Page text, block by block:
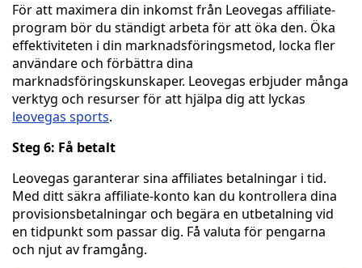
För att maximera din inkomst från Leovegas affiliate-
program bör du ständigt arbeta för att öka den. Öka
effektiviteten i din marknadsföringsmetod, locka fler
användare och förbättra dina
marknadsföringskunskaper. Leovegas erbjuder många
verktyg och resurser för att hjälpa dig att lyckas
leovegas sports.
Steg 6: Få betalt
Leovegas garanterar sina affiliates betalningar i tid.
Med ditt säkra affiliate-konto kan du kontrollera dina
provisionsbetalningar och begära en utbetalning vid
en tidpunkt som passar dig. Få valuta för pengarna
och njut av framgång.